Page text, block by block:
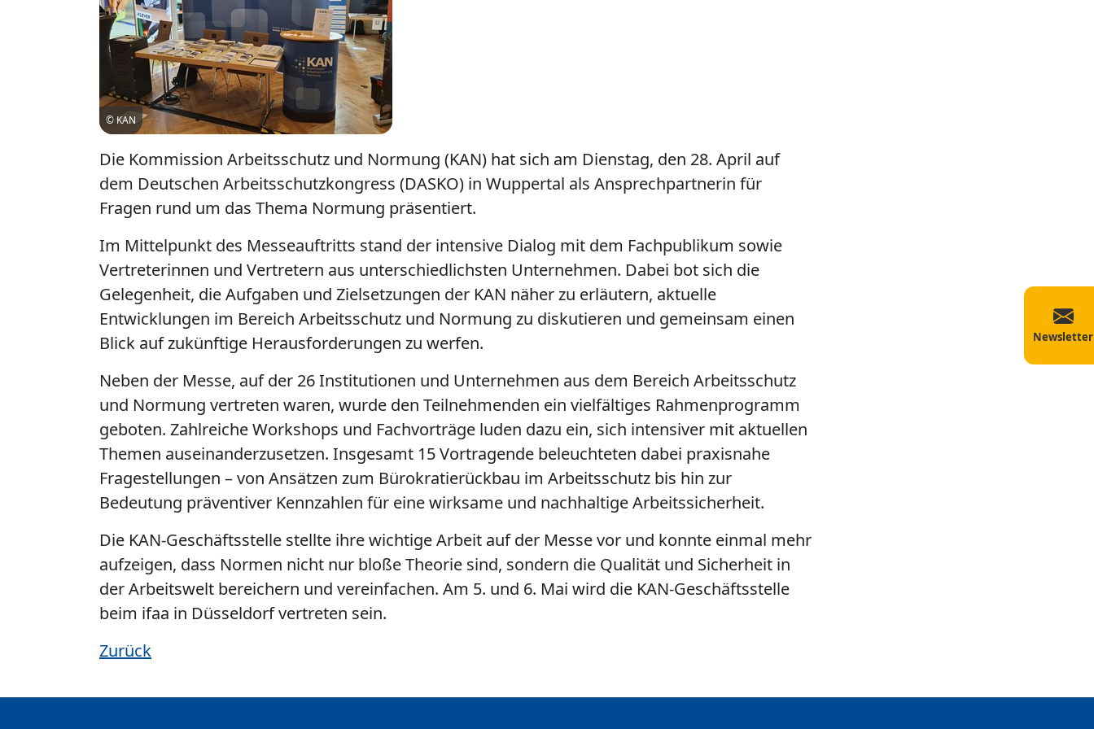
© KAN
Die Kommission Arbeitsschutz und Normung (KAN) hat sich am Dienstag, den 28. April auf
dem Deutschen Arbeitsschutzkongress (DASKO) in Wuppertal als Ansprechpartnerin für
Fragen rund um das Thema Normung präsentiert.
Im Mittelpunkt des Messeauftritts stand der intensive Dialog mit dem Fachpublikum sowie
Vertreterinnen und Vertretern aus unterschiedlichsten Unternehmen. Dabei bot sich die
Gelegenheit, die Aufgaben und Zielsetzungen der KAN näher zu erläutern, aktuelle
Entwicklungen im Bereich Arbeitsschutz und Normung zu diskutieren und gemeinsam einen
Blick auf zukünftige Herausforderungen zu werfen.
Neben der Messe, auf der 26 Institutionen und Unternehmen aus dem Bereich Arbeitsschutz
und Normung vertreten waren, wurde den Teilnehmenden ein vielfältiges Rahmenprogramm
geboten. Zahlreiche Workshops und Fachvorträge luden dazu ein, sich intensiver mit aktuellen
Themen auseinanderzusetzen. Insgesamt 15 Vortragende beleuchteten dabei praxisnahe
Fragestellungen – von Ansätzen zum Bürokratierückbau im Arbeitsschutz bis hin zur
Bedeutung präventiver Kennzahlen für eine wirksame und nachhaltige Arbeitssicherheit.
Die KAN-Geschäftsstelle stellte ihre wichtige Arbeit auf der Messe vor und konnte einmal mehr
aufzeigen, dass Normen nicht nur bloße Theorie sind, sondern die Qualität und Sicherheit in
der Arbeitswelt bereichern und vereinfachen. Am 5. und 6. Mai wird die KAN-Geschäftsstelle
beim ifaa in Düsseldorf vertreten sein.
Zurück
Newsletter